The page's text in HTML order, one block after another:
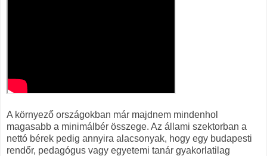
A környező országokban már majdnem mindenhol
magasabb a minimálbér összege. Az állami szektorban a
nettó bérek pedig annyira alacsonyak, hogy egy budapesti
rendőr, pedagógus vagy egyetemi tanár gyakorlatilag